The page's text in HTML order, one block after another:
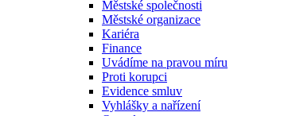
Městské společnosti
Městské organizace
Kariéra
Finance
Uvádíme na pravou míru
Proti korupci
Evidence smluv
Vyhlášky a nařízení